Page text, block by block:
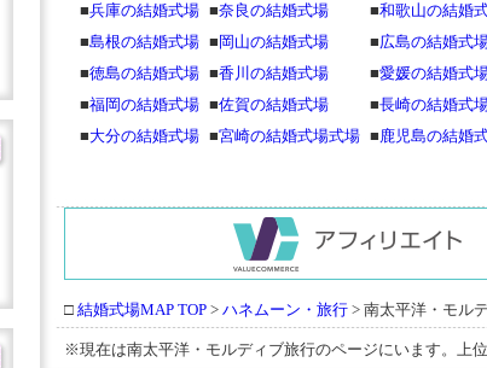
■兵庫の結婚式場 ■奈良の結婚式場 ■和歌山の結婚
■島根の結婚式場 ■ 岡山の結婚式場 ■広島の結婚式
■徳島の結婚式場 ■香川の結婚式場 ■愛媛の結婚式
■福岡の結婚式場 ■佐賀の結婚式場 ■長崎の結婚式
■大分の結婚式場 ■宮崎の結婚式場式場 ■鹿児島の結婚
□ 結婚式場MAP TOP > ハネムーン・旅行 > 南太平洋・モル
※現在は南太平洋・モルディブ旅行のページにいます。上